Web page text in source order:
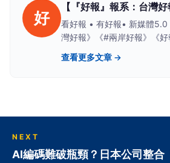
好
【『好報』報系：台灣好
看好報 • 有好報• 新媒體
灣好報》《#兩岸好報》《好
Yahoo、PChome、LIFE新
owlnews也看得到
查看更多文章 →
NEXT
AI編碼難破瓶頸？日本公司整合